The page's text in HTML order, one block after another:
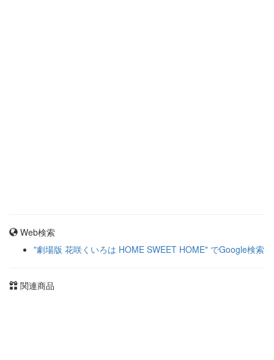
Web検索
"劇場版 花咲くいろは HOME SWEET HOME" でGoogle検索
関連商品